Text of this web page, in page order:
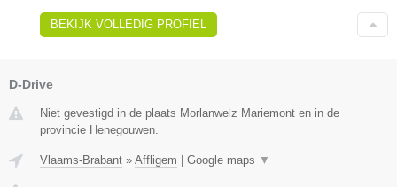
BEKIJK VOLLEDIG PROFIEL
D-Drive
Niet gevestigd in de plaats Morlanwelz Mariemont en in de
provincie Henegouwen.
Vlaams-Brabant » Affligem Google maps ▼